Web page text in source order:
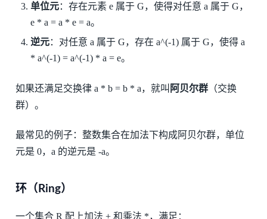
单位元：存在元素 e 属于 G，使得对任意 a 属于 G，
e * a = a * e = a。
逆元：对任意 a 属于 G，存在 a^(-1) 属于 G，使得 a
* a^(-1) = a^(-1) * a = e。
如果还满足交换律 a * b = b * a，就叫 阿贝尔群（交换
群）。
最常见的例子：整数集合在加法下构成阿贝尔群，单位
元是 0，a 的逆元是 -a。
环（Ring）
一个集合 R 配上加法 + 和乘法 *，满足：